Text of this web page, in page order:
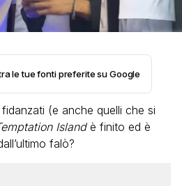
le tue fonti preferite su Google
(e anche quelli che si
Islandè finito ed è
falò?